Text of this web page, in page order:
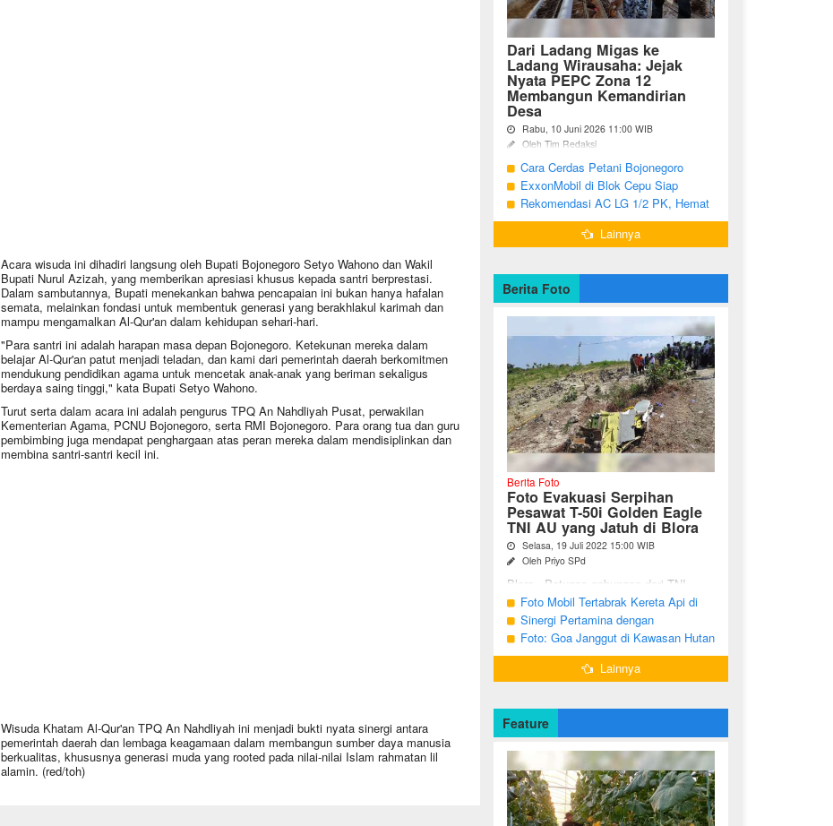
Acara wisuda ini dihadiri langsung oleh Bupati Bojonegoro Setyo Wahono dan Wakil
Bupati Nurul Azizah, yang memberikan apresiasi khusus kepada santri berprestasi.
Dalam sambutannya, Bupati menekankan bahwa pencapaian ini bukan hanya hafalan
semata, melainkan fondasi untuk membentuk generasi yang berakhlakul karimah dan
mampu mengamalkan Al-Qur'an dalam kehidupan sehari-hari.
"Para santri ini adalah harapan masa depan Bojonegoro. Ketekunan mereka dalam
belajar Al-Qur'an patut menjadi teladan, dan kami dari pemerintah daerah berkomitmen
mendukung pendidikan agama untuk mencetak anak-anak yang beriman sekaligus
berdaya saing tinggi," kata Bupati Setyo Wahono.
Turut serta dalam acara ini adalah pengurus TPQ An Nahdliyah Pusat, perwakilan
Kementerian Agama, PCNU Bojonegoro, serta RMI Bojonegoro. Para orang tua dan guru
pembimbing juga mendapat penghargaan atas peran mereka dalam mendisiplinkan dan
membina santri-santri kecil ini.
Wisuda Khatam Al-Qur'an TPQ An Nahdliyah ini menjadi bukti nyata sinergi antara
pemerintah daerah dan lembaga keagamaan dalam membangun sumber daya manusia
berkualitas, khususnya generasi muda yang rooted pada nilai-nilai Islam rahmatan lil
alamin. (red/toh)
Dari Ladang Migas ke
Ladang Wirausaha: Jejak
Nyata PEPC Zona 12
Membangun Kemandirian
Desa
Rabu, 10 Juni 2026 11:00 WIB
Oleh Tim Redaksi
Bojonegoro - Berakhirnya fase
pengembangan Proyek Gas Jambaran-
Tiung Biru (JTB) pada 2021 menjadi
titik balik bagi ratusan pemuda Desa
Bandungrejo, ...
Cara Cerdas Petani Bojonegoro
Menguatkan Ekonomi Keluarga
ExxonMobil di Blok Cepu Siap
Hadapi Target Produksi 2026
Rekomendasi AC LG 1/2 PK, Hemat
Listrik dan Pendinginan Maksimal
Lainnya
Berita Foto
Berita Foto
Foto Evakuasi Serpihan
Pesawat T-50i Golden Eagle
TNI AU yang Jatuh di Blora
Selasa, 19 Juli 2022 15:00 WIB
Oleh Priyo SPd
Blora - Petugas gabungan dari TNI,
Polri, BPBD dan warga sekitar terus
melakukan pencarian terhadap serpihan
pesawat tempur T-50i Golden ...
Foto Mobil Tertabrak Kereta Api di
Kalitidu, Bojonegoro
Sinergi Pertamina dengan
Masyarakat Desa
Foto: Goa Janggut di Kawasan Hutan
Ngorogunung, Bubulan, Bojonegoro
Lainnya
Feature